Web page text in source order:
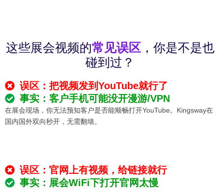
这些展会视频的常见误区，你是不是也
碰到过？
误区：把视频发到YouTube就行了
事实：客户手机可能没开漫游/VPN
在展会现场，你无法预知客户是否能顺畅打开YouTube。Kingsway在
国内国外双向秒开，无需翻墙。
误区：官网上有视频，给链接就行
事实：展会WiFi下打开官网太慢